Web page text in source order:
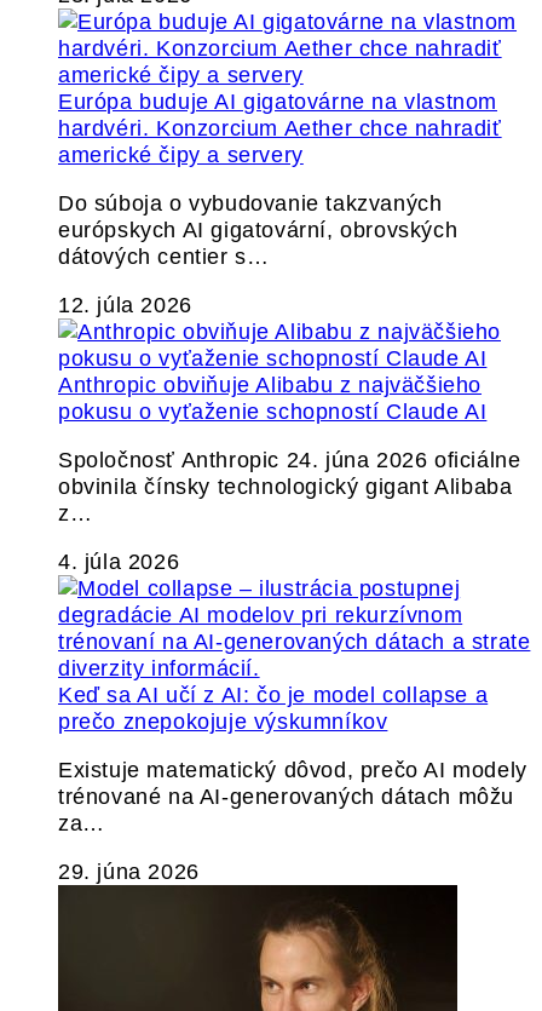
Európa buduje AI gigatovárne na vlastnom
hardvéri. Konzorcium Aether chce nahradiť
americké čipy a servery
Do súboja o vybudovanie takzvaných
európskych AI gigatovární, obrovských
dátových centier s…
12. júla 2026
Anthropic obviňuje Alibabu z najväčšieho
pokusu o vyťaženie schopností Claude AI
Spoločnosť Anthropic 24. júna 2026 oficiálne
obvinila čínsky technologický gigant Alibaba
z…
4. júla 2026
Keď sa AI učí z AI: čo je model collapse a
prečo znepokojuje výskumníkov
Existuje matematický dôvod, prečo AI modely
trénované na AI-generovaných dátach môžu
za…
29. júna 2026